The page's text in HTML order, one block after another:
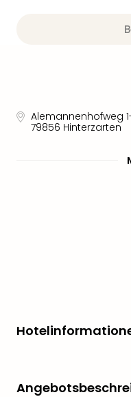
Alemannenhofweg
79856 Hinterzarten